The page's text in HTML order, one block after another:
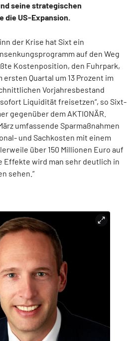
seine strategischen
die US-Expansion.
der Krise hat Sixt ein
auf den Weg
Kostenposition, den Fuhrpark,
Quartal um 13 Prozent im
Vorjahresbestand
Liquidität freisetzen“, so Sixt-
gegenüber dem AKTIONÄR.
umfassende Sparmaßnahmen
und Sachkosten mit einem
über 150 Millionen Euro auf
Effekte wird man sehr deutlich in
sehen.“